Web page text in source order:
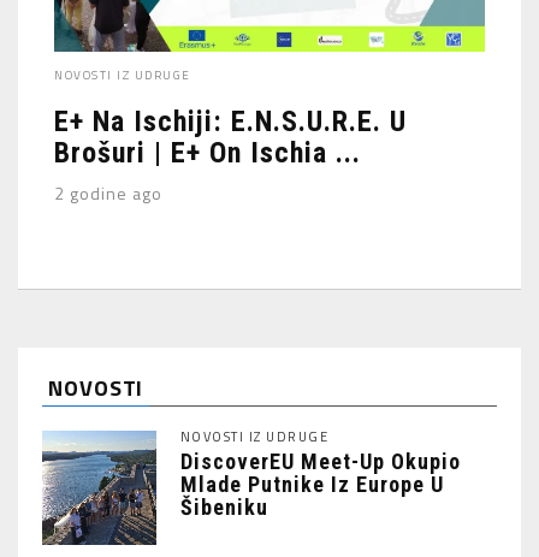
NOVOSTI IZ UDRUGE
E+ Na Ischiji: E.N.S.U.R.E. U
Brošuri | E+ On Ischia ...
2 godine ago
NOVOSTI
NOVOSTI IZ UDRUGE
DiscoverEU Meet-Up Okupio
Mlade Putnike Iz Europe U
Šibeniku